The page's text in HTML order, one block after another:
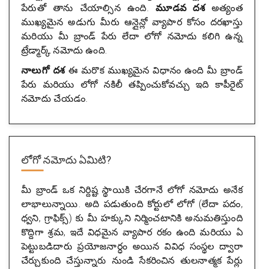
పేరుతో తాను చేయాల్సిన ఉంది.మూడవ దశఅత్యంత
ముఖ్యమైన అడుగు మీరు ఆన్లైన్లో వ్యాపార కోసం దరఖాస్తు
మరియు మీ బ్రాండ్ పేరు లేదా లోగో నమోదు కలిగి ఉన్న
ట్రేడ్మార్క్ నమోదు ఉంది.
నాలుగో దశఈ మరొక ముఖ్యమైన విధానం ఉంది మీ బ్రాండ్
పేరు మరియు లోగో నకిలీ తప్పించుకోవచ్చు ఇది కాపీరైట్
నమోదు చేయడం.
లోగో నమోదు ఏమిటి?
మీ బ్రాండ్ ఒక నిర్దిష్ట స్థాయికి చేరగానే లోగో నమోదు అనేక
లాభాలున్నాయి. అది పడుతుంది కోర్టులో లోగో (లేదా పదం,
ధ్వని, గ్రాఫిక్స్) కు మీ హక్కుని నిర్మించటానికి అనుమతిస్తుంది
కొద్దిగా శ్రమ, ఇదే విధమైన వ్యాపార రకం ఉంది మరియు ఏ
పెట్టుబడిదారు ప్రయోజనార్ధం అయిన వివిధ సంస్థల ద్వారా
చేర్చుకుంది చేస్తున్నారు నుండి సేకరించిన తులనాత్మక పేర్లు